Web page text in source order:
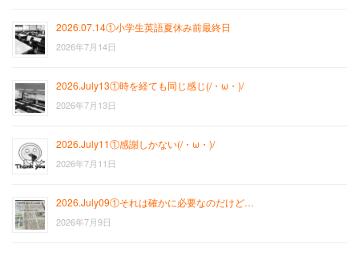
2026.07.14①小学生英語夏休み前最終日
2026年7月14日
2026.July13①時を経ても同じ感じ(/・ω・)/
2026年7月13日
2026.July11①感謝しかない(/・ω・)/
2026年7月11日
2026.July09①それは確かに必要なのだけど…
2026年7月9日